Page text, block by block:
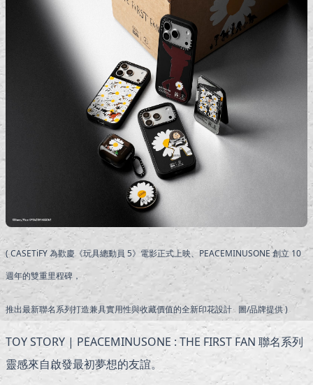
( CASETiFY 為歡慶《玩具總動員 5》電影正式上映、PEACEMINUSONE 創立 10
週年的雙重里程碑，
推出最新聯名系列打造兼具實用性與收藏價值的全新印花設計 圖/品牌提供 )
TOY STORY | PEACEMINUSONE : THE FIRST FAN 聯名系列
靈感來自啟發最初夢想的友誼。